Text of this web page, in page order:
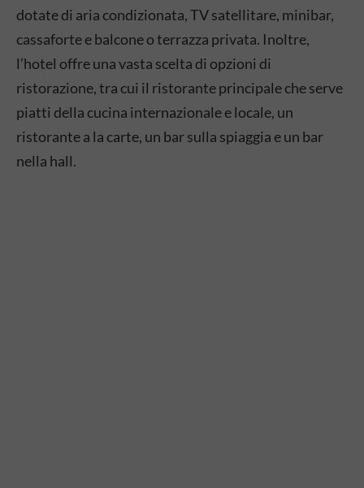
dotate di aria condizionata, TV satellitare, minibar,
cassaforte e balcone o terrazza privata. Inoltre,
l’hotel offre una vasta scelta di opzioni di
ristorazione, tra cui il ristorante principale che serve
piatti della cucina internazionale e locale, un
ristorante a la carte, un bar sulla spiaggia e un bar
nella hall.